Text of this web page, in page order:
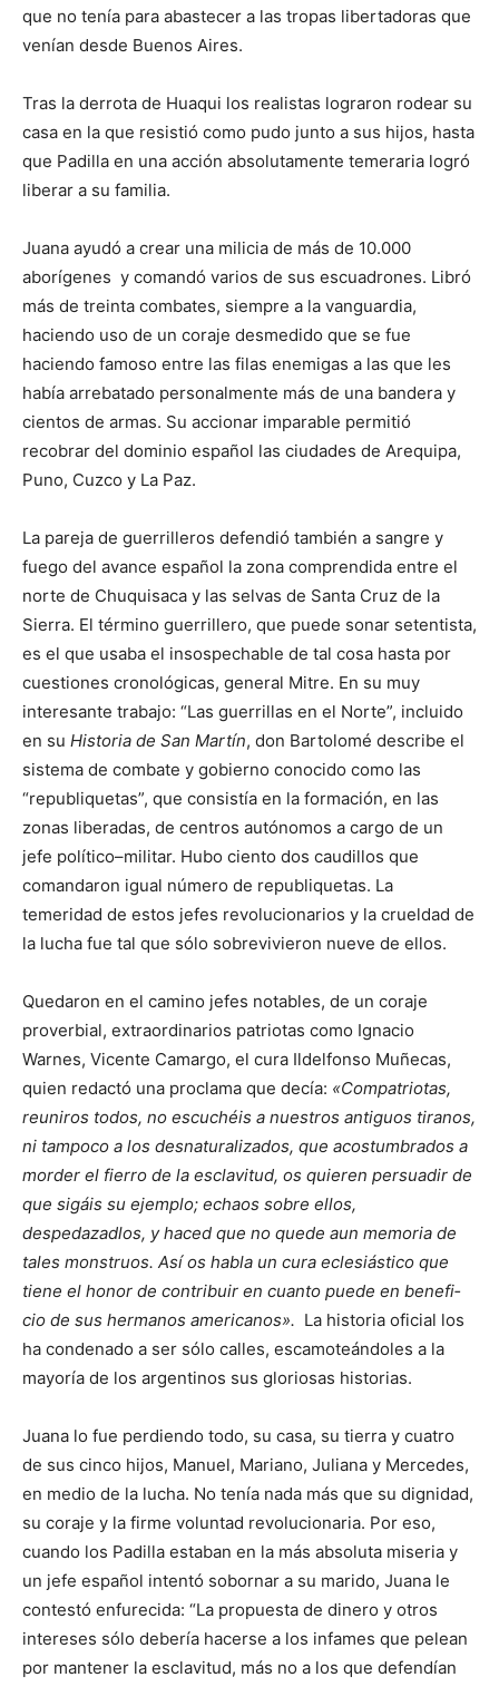
que no tenía para abastecer a las tropas libertadoras que
venían desde Buenos Aires.
Tras la derrota de Huaqui los realistas lograron rodear su
casa en la que resistió como pudo junto a sus hijos, hasta
que Padilla en una acción absolutamente temeraria logró
liberar a su familia.
Juana ayudó a crear una milicia de más de 10.000
aborígenes y comandó varios de sus escuadrones. Libró
más de treinta combates, siempre a la vanguardia,
haciendo uso de un coraje desmedido que se fue
haciendo famoso entre las filas enemigas a las que les
había arrebatado personalmente más de una bandera y
cientos de armas. Su accionar imparable permitió
recobrar del dominio español las ciudades de Arequipa,
Puno, Cuzco y La Paz.
La pareja de guerrilleros defendió también a sangre y
fuego del avance español la zona comprendida entre el
norte de Chuquisaca y las selvas de Santa Cruz de la
Sierra. El término guerrillero, que puede sonar setentista,
es el que usaba el insospechable de tal cosa hasta por
cuestiones cronológicas, general Mitre. En su muy
interesante trabajo: “Las guerrillas en el Norte”, incluido
en su Historia de San Martín, don Bartolomé describe el
sistema de combate y gobierno conocido como las
“republiquetas”, que consistía en la formación, en las
zonas liberadas, de centros autónomos a cargo de un
jefe político–militar. Hubo ciento dos caudillos que
comandaron igual número de republiquetas. La
temeridad de estos jefes revolucionarios y la crueldad de
la lucha fue tal que sólo sobrevivieron nueve de ellos.
Quedaron en el camino jefes notables, de un coraje
proverbial, extraordinarios patriotas como Ignacio
Warnes, Vicente Camargo, el cura Ildelfonso Muñecas,
quien redactó una proclama que decía: «Compatriotas,
reuniros todos, no escuchéis a nuestros antiguos tiranos,
ni tampoco a los des­naturalizados, que acostumbrados a
morder el fierro de la esclavitud, os quieren persuadir de
que sigáis su ejemplo; echaos sobre ellos,
despedazadlos, y haced que no quede aun memoria de
tales monstruos. Así os habla un cura eclesiástico que
tiene el honor de contribuir en cuanto puede en benefi­
cio de sus hermanos americanos». La historia oficial los
ha condenado a ser sólo calles, escamoteándoles a la
mayoría de los argentinos sus gloriosas historias.
Juana lo fue perdiendo todo, su casa, su tierra y cuatro
de sus cinco hijos, Manuel, Mariano, Juliana y Mercedes,
en medio de la lucha. No tenía nada más que su dignidad,
su coraje y la firme voluntad revolucionaria. Por eso,
cuando los Padilla estaban en la más absoluta miseria y
un jefe español intentó sobornar a su marido, Juana le
contestó enfurecida: “La propuesta de dinero y otros
intereses sólo debería hacerse a los infames que pelean
por mantener la esclavitud, más no a los que defendían